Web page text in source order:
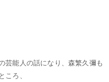
芸能人の話になり、森繁久彌も
ころ、